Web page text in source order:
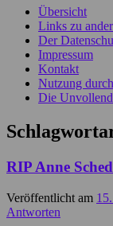
Übersicht
Links zu
Der
Impressum
Kontakt
Nutzung
Die
RIP Anne
Veröffentlicht am
Antworten